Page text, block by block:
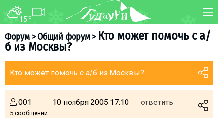
15°C
Форум>Общий форум> Кто может помочь с а/
б из Москвы?
Кто может помочь с а/б из Москвы?
001
5 сообщений
10 ноября 2005 17:10 ответить
ФОРУМ КАРТА
ТРАНСФЕР
О курорте
Инструкторы
Прокат